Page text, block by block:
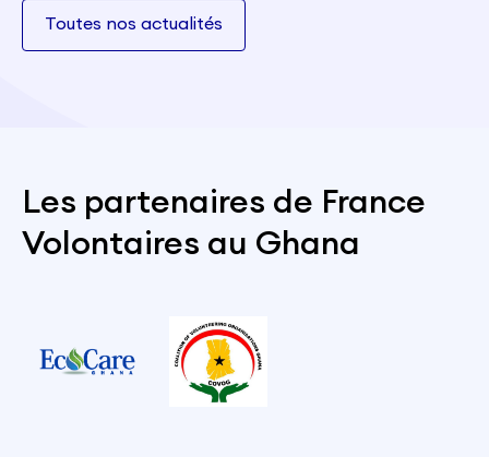
Toutes nos actualités
Les partenaires de France
Volontaires au Ghana